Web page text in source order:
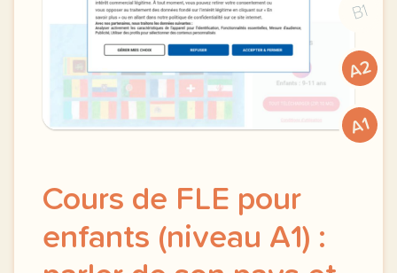
B1
A2
A1
Cours de FLE pour
enfants (niveau A1) :